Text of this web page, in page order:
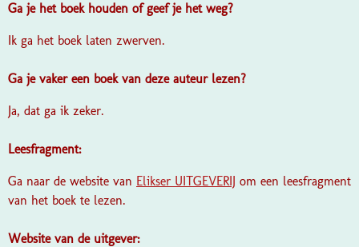
Ga je het boek houden of geef je het weg?
Ik ga het boek laten zwerven.
Ga je vaker een boek van deze auteur lezen?
Ja, dat ga ik zeker.
Leesfragment:
Ga naar de website van Elikser UITGEVERIJ om een leesfragment
van het boek te lezen.
Website van de uitgever: